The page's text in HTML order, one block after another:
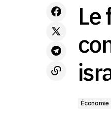
Le
Économie